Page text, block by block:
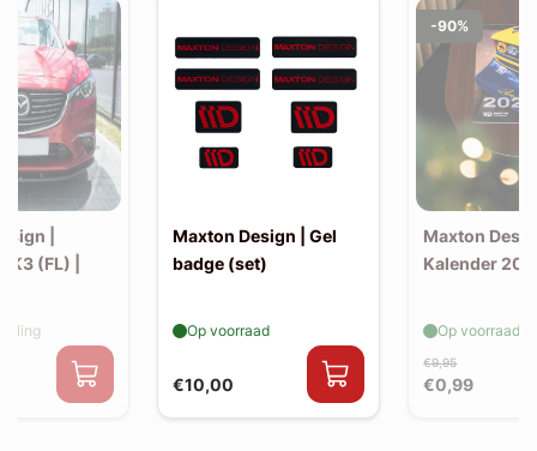
|
(FL) |
Maxton Design | Gel
badge (set)
€10,00
Op voorraad
-90%
Maxton
Kalender
€9,95
€0,99
Op voorraad